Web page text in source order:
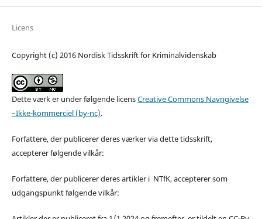
Licens
Copyright (c) 2016 Nordisk Tidsskrift for Kriminalvidenskab
Dette værk er under følgende licensCreative Commons Navngivelse
–Ikke-kommerciel (by-nc).
Forfattere, der publicerer deres værker via dette tidsskrift,
accepterer følgende vilkår:
Forfattere, der publicerer deres artikler i NTfK, accepterer som
udgangspunkt følgende vilkår: